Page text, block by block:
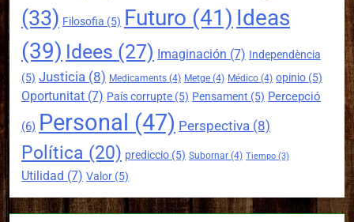
(33) Filosofia (5) Futuro (41) Ideas
(39) Idees (27) Imaginación (7) Independència
(5) Justicia (8) Medicaments (4) Metge (4) Médico (4) opinio (5)
Oportunitat (7) País corrupte (5) Pensament (5) Percepció
(6) Personal (47) Perspectiva (8)
Política (20) prediccio (5) Subornar (4) Tiempo (3)
Utilidad (7) Valor (5)